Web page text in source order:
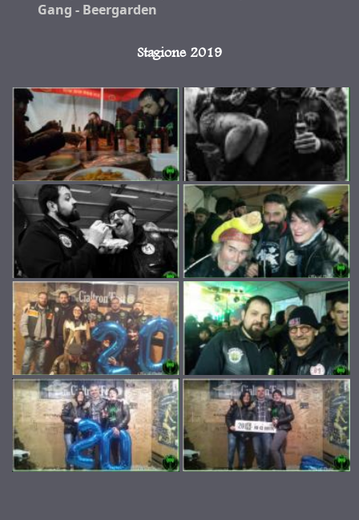
Gang - Beergarden
Stagione 2019